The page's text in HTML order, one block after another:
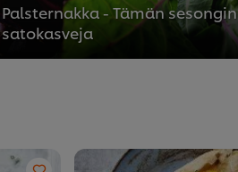
Palsternakka - Tämän sesongin
satokasveja